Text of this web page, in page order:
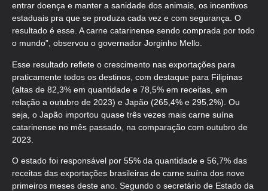
entrar doença e manter a sanidade dos animais, os incentivos
estaduais pra que se produza cada vez e com segurança. O
resultado é esse. A carne catarinense sendo comprada por todo
o mundo”, observou o governador Jorginho Mello.
Esse resultado reflete o crescimento nas exportações para
praticamente todos os destinos, com destaque para Filipinas
(altas de 82,3% em quantidade e 78,5% em receitas, em
relação a outubro de 2023) e Japão (265,4% e 295,2%). Ou
seja, o Japão importou quase três vezes mais carne suína
catarinense no mês passado, na comparação com outubro de
2023.
O estado foi responsável por 55% da quantidade e 56,7% das
receitas das exportações brasileiras de carne suína dos nove
primeiros meses deste ano. Segundo o secretário de Estado da